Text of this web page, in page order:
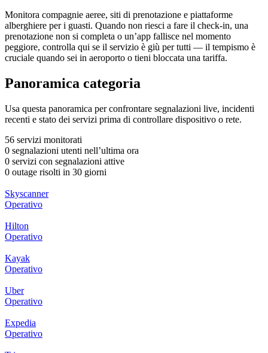
Monitora compagnie aeree, siti di prenotazione e piattaforme
alberghiere per i guasti. Quando non riesci a fare il check-in, una
prenotazione non si completa o un’app fallisce nel momento
peggiore, controlla qui se il servizio è giù per tutti — il tempismo è
cruciale quando sei in aeroporto o tieni bloccata una tariffa.
Panoramica categoria
Usa questa panoramica per confrontare segnalazioni live, incidenti
recenti e stato dei servizi prima di controllare dispositivo o rete.
56 servizi monitorati
0 segnalazioni utenti nell’ultima ora
0 servizi con segnalazioni attive
0 outage risolti in 30 giorni
Skyscanner
Operativo
Hilton
Operativo
Kayak
Operativo
Uber
Operativo
Expedia
Operativo